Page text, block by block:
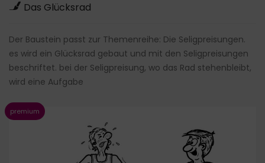
Das Glücksrad
Der Baustein passt zur Themenreihe: Die Seligpreisungen.
es wird ein Glücksrad gebaut und mit den Seligpreisungen
beschriftet. bei der Seligpreisung, wo das Rad stehenbleibt,
wird eine Aufgabe